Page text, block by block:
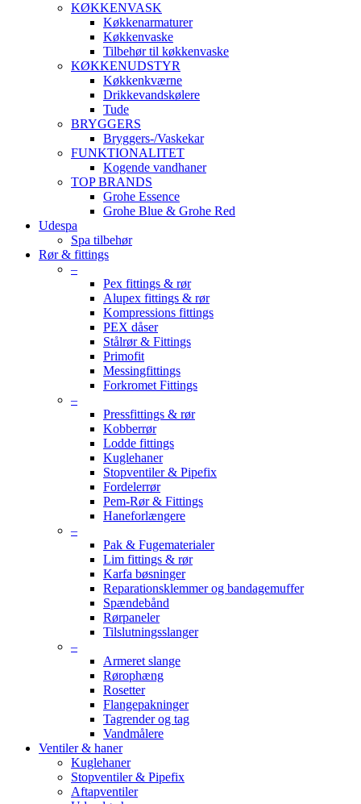
KØKKENVASK
Køkkenarmaturer
Køkkenvaske
Tilbehør til køkkenvaske
KØKKENUDSTYR
Køkkenkværne
Drikkevandskølere
Tude
BRYGGERS
Bryggers-/Vaskekar
FUNKTIONALITET
Kogende vandhaner
TOP BRANDS
Grohe Essence
Grohe Blue & Grohe Red
Udespa
Spa tilbehør
Rør & fittings
–
Pex fittings & rør
Alupex fittings & rør
Kompressions fittings
PEX dåser
Stålrør & Fittings
Primofit
Messingfittings
Forkromet Fittings
–
Pressfittings & rør
Kobberrør
Lodde fittings
Kuglehaner
Stopventiler & Pipefix
Fordelerrør
Pem-Rør & Fittings
Haneforlængere
–
Pak & Fugematerialer
Lim fittings & rør
Karfa bøsninger
Reparationsklemmer og bandagemuffer
Spændebånd
Rørpaneler
Tilslutningsslanger
–
Armeret slange
Rørophæng
Rosetter
Flangepakninger
Tagrender og tag
Vandmålere
Ventiler & haner
Kuglehaner
Stopventiler & Pipefix
Aftapventiler